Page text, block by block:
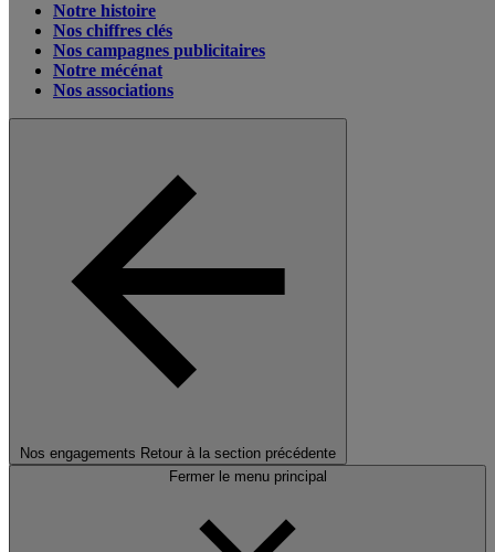
Notre histoire
Nos chiffres clés
Nos campagnes publicitaires
Notre mécénat
Nos associations
Nos engagements Retour à la section précédente
Fermer le menu principal